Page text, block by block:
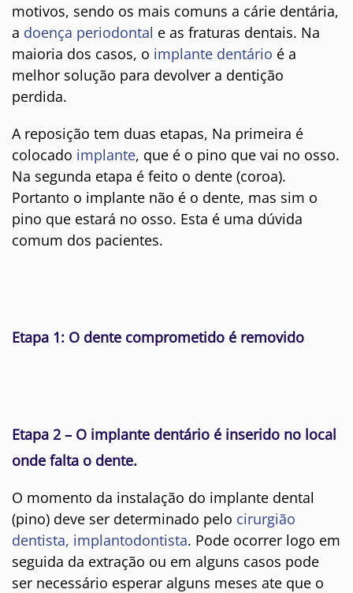
motivos, sendo os mais comuns a cárie dentária,
a doença periodontal e as fraturas dentais. Na
maioria dos casos, o implante dentário é a
melhor solução para devolver a dentição
perdida.
A reposição tem duas etapas, Na primeira é
colocado implante, que é o pino que vai no osso.
Na segunda etapa é feito o dente (coroa).
Portanto o implante não é o dente, mas sim o
pino que estará no osso. Esta é uma dúvida
comum dos pacientes.
Etapa 1: O dente comprometido é removido
Etapa 2 – O implante dentário é inserido no local
onde falta o dente.
O momento da instalação do implante dental
(pino) deve ser determinado pelo cirurgião
dentista, implantodontista. Pode ocorrer logo em
seguida da extração ou em alguns casos pode
ser necessário esperar alguns meses ate que o